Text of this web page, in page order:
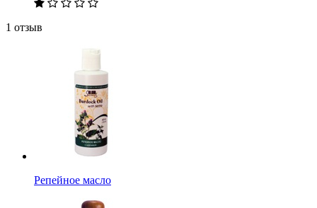
1 отзыв
Репейное масло